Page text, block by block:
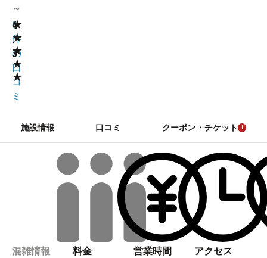
～
★
★
★
★
★
4
.
3
6
件
の
口
コ
ミ
施設情報 口コミ クーポン・チケット 1
混雑情報 料金 営業時間 アクセス